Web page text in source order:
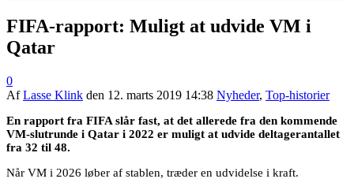
FIFA-rapport: Muligt at udvide VM i
Qatar
0
AfLasse Klink den 12. marts 2019 14:38 Nyheder, Top-historier
En rapport fra FIFA slår fast, at det allerede fra den kommende
VM-slutrunde i Qatar i 2022 er muligt at udvide deltagerantallet
fra 32 til 48.
Når VM i 2026 løber af stablen, træder en udvidelse i kraft.